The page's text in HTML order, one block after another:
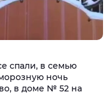
спали, в семью
ночь
в доме № 52 на